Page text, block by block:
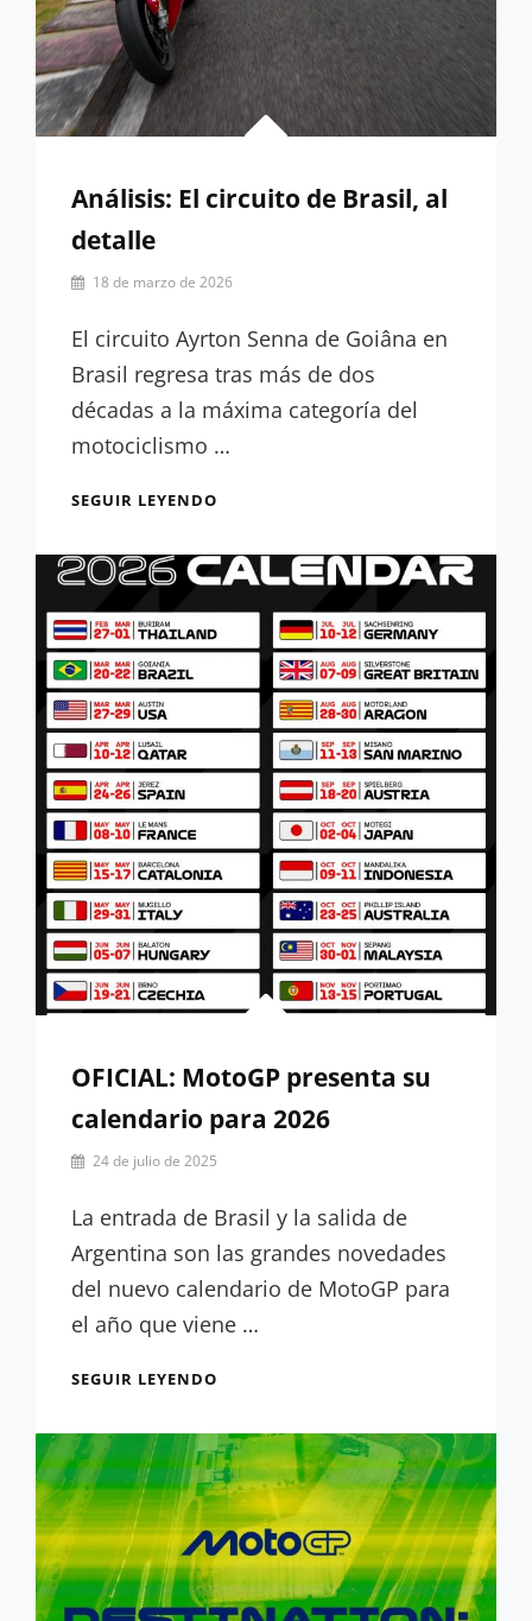
Análisis: El circuito de Brasil, al
detalle
Por
Vidal
18 de marzo de 2026
El circuito Ayrton Senna de Goiâna en
Brasil regresa tras más de dos
décadas a la máxima categoría del
motociclismo …
SEGUIR LEYENDO
DE
DETALLE
OFICIAL: MotoGP presenta su
calendario para 2026
Por
Serrano
24 de julio de 2025
La entrada de Brasil y la salida de
Argentina son las grandes novedades
del nuevo calendario de MotoGP para
el año que viene …
SEGUIR LEYENDO
SU
CALENDARIO
PARA
2026